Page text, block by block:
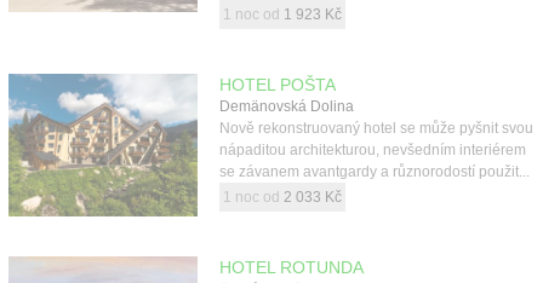
1 noc od 1 923 Kč
HOTEL POŠTA
Demänovská Dolina
Nově rekonstruovaný hotel se může pyšnit svou
nápaditou architekturou, nevšedním interiérem
se závanem avantgardy a různorodostí použit...
1 noc od 2 033 Kč
HOTEL ROTUNDA